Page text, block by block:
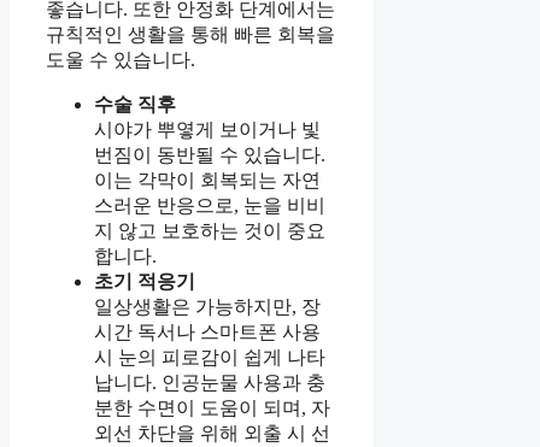
좋습니다. 또한 안정화 단계에서는
규칙적인 생활을 통해 빠른 회복을
도울 수 있습니다.
수술 직후
시야가 뿌옇게 보이거나 빛
번짐이 동반될 수 있습니다.
이는 각막이 회복되는 자연
스러운 반응으로, 눈을 비비
지 않고 보호하는 것이 중요
합니다.
초기 적응기
일상생활은 가능하지만, 장
시간 독서나 스마트폰 사용
시 눈의 피로감이 쉽게 나타
납니다. 인공눈물 사용과 충
분한 수면이 도움이 되며, 자
외선 차단을 위해 외출 시 선